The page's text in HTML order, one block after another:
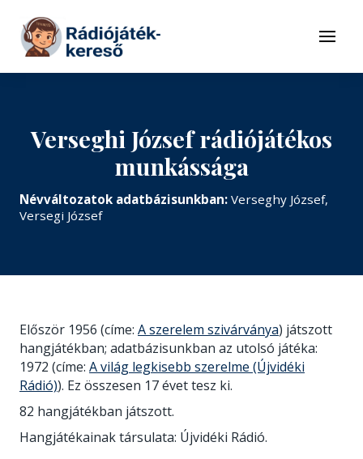
Tovább a tartalomhoz
Menü
Verseghi József rádiójátékos
munkássága
Névváltozatok adatbázisunkban: Verseghy József,
Versegi József
Először 1956 (címe: A szerelem szivárványa) játszott
hangjátékban; adatbázisunkban az utolsó játéka:
1972 (címe: A világ legkisebb szerelme (Újvidéki
Rádió)). Ez összesen 17 évet tesz ki.
82 hangjátékban játszott.
Hangjátékainak társulata: Újvidéki Rádió.